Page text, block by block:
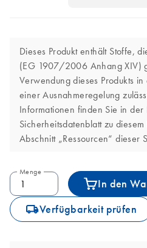
Dieses Produkt enthält Stoffe,
(EG 1907/2006 Anhang XIV)
Verwendung dieses Produkts in
einer Ausnahmeregelung
Informationen finden Sie in der
Sicherheitsdatenblatt zu
Abschnitt „Ressourcen“ dieser
Menge
In den
icon_0062_deliver-s Verfügbarkeit prüfen